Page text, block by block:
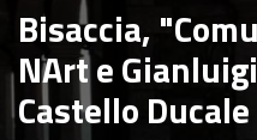
Bisaccia,
NArt e
Castello Ducale